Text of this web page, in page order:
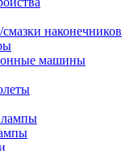
наконечников
машины